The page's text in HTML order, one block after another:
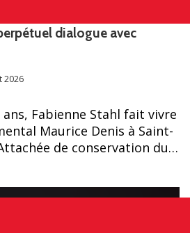
dialogue avec
2026
Fabienne Stahl fait vivre
Maurice Denis à Saint-
de conservation du…